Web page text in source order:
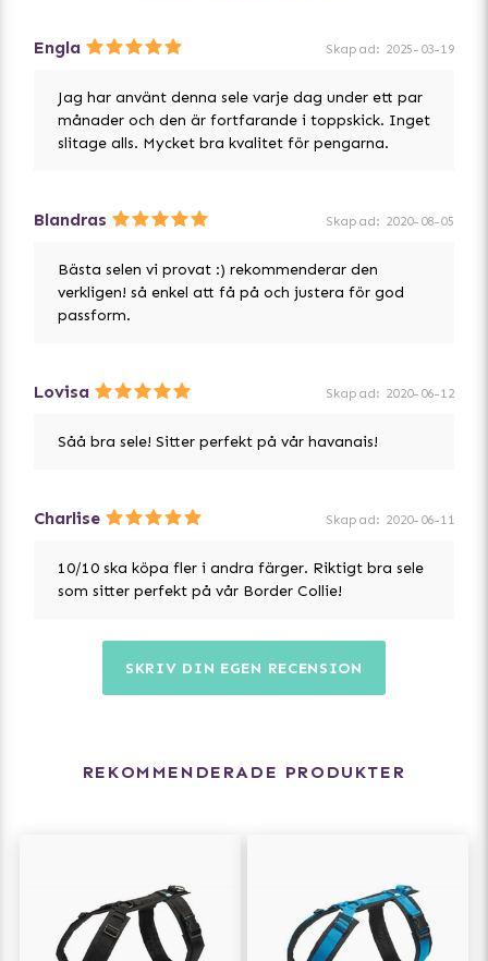
Engla Skapad: 2025-03-19
Jag har använt denna sele varje dag under ett par
månader och den är fortfarande i toppskick. Inget
slitage alls. Mycket bra kvalitet för pengarna.
Blandras Skapad: 2020-08-05
Bästa selen vi provat :) rekommenderar den
verkligen! så enkel att få på och justera för god
passform.
Lovisa Skapad: 2020-06-12
Såå bra sele! Sitter perfekt på vår havanais!
Charlise Skapad: 2020-06-11
10/10 ska köpa fler i andra färger. Riktigt bra sele
som sitter perfekt på vår Border Collie!
SKRIV DIN EGEN RECENSION
REKOMMENDERADE PRODUKTER